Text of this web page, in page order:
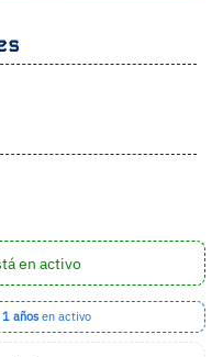
en activo
1 años en activo